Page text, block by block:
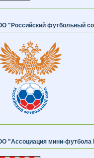
"Российский футбольный
"Ассоциация мини-футбола